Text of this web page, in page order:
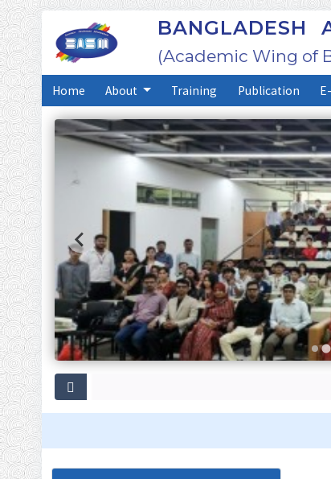
BANGLADESH
(Academic Wing of
Home About Training Publication